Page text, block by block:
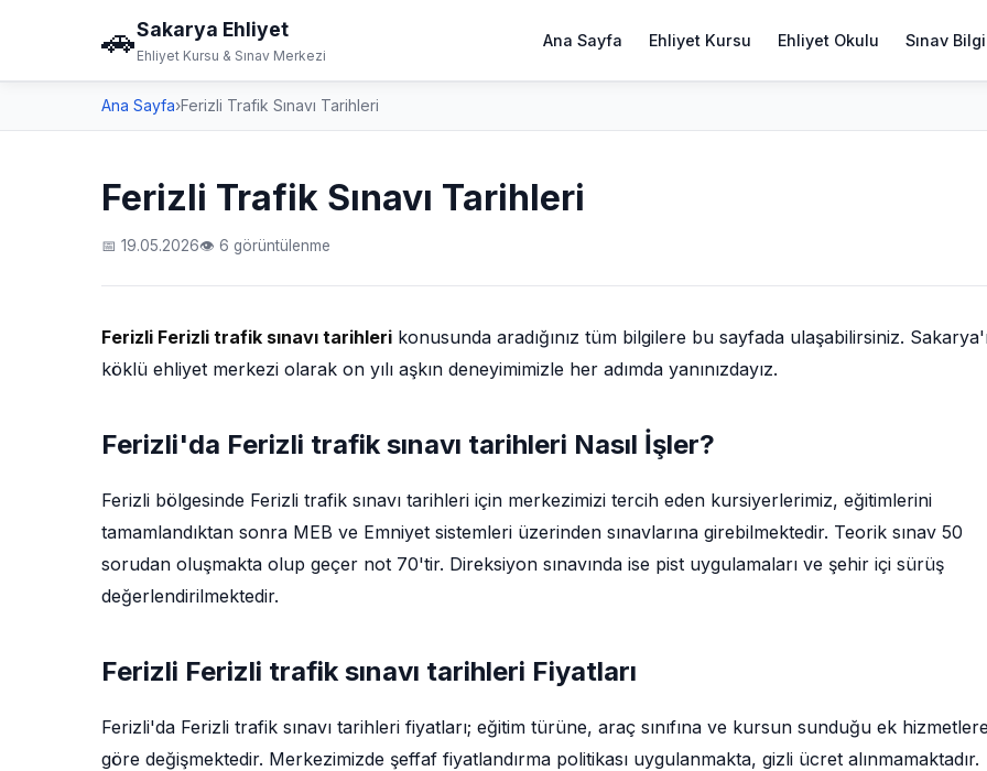
🚗Sakarya Ehliyet
Ehliyet Kursu & Sınav Merkezi
Ana Sayfa Ehliyet Kursu Ehliyet Okulu Sınav
Ana Sayfa›Ferizli Trafik Sınavı Tarihleri
Ferizli Trafik Sınavı Tarihleri
📅 19.05.2026👁 6 görüntülenme
Ferizli Ferizli trafik sınavı tarihleri konusunda aradığınız tüm bilgilere bu sayfada ulaşabilirsiniz.
köklü ehliyet merkezi olarak on yılı aşkın deneyimimizle her adımda yanınızdayız.
Ferizli'da Ferizli trafik sınavı tarihleri Nasıl İşler?
Ferizli bölgesinde Ferizli trafik sınavı tarihleri için merkezimizi tercih eden kursiyerlerimiz, eğitimlerini
tamamlandıktan sonra MEB ve Emniyet sistemleri üzerinden sınavlarına girebilmektedir. Teorik sınav 50
sorudan oluşmakta olup geçer not 70'tir. Direksiyon sınavında ise pist uygulamaları ve şehir içi sürüş
değerlendirilmektedir.
Ferizli Ferizli trafik sınavı tarihleri Fiyatları
Ferizli'da Ferizli trafik sınavı tarihleri fiyatları; eğitim türüne, araç sınıfına ve kursun sunduğu ek
göre değişmektedir. Merkezimizde şeffaf fiyatlandırma politikası uygulanmakta, gizli ücret alınmamaktadır.